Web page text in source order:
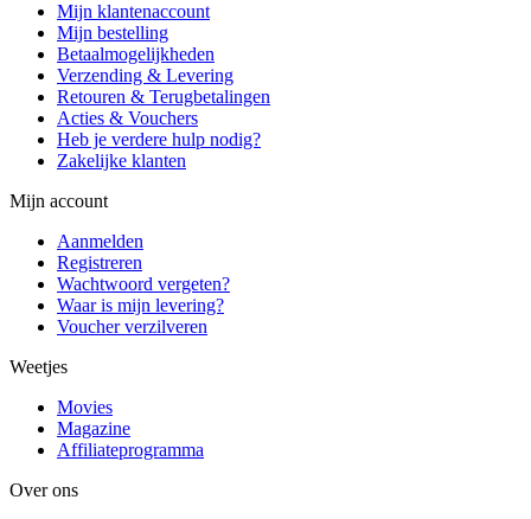
Mijn klantenaccount
Mijn bestelling
Betaalmogelijkheden
Verzending & Levering
Retouren & Terugbetalingen
Acties & Vouchers
Heb je verdere hulp nodig?
Zakelijke klanten
Mijn account
Aanmelden
Registreren
Wachtwoord vergeten?
Waar is mijn levering?
Voucher verzilveren
Weetjes
Movies
Magazine
Affiliateprogramma
Over ons